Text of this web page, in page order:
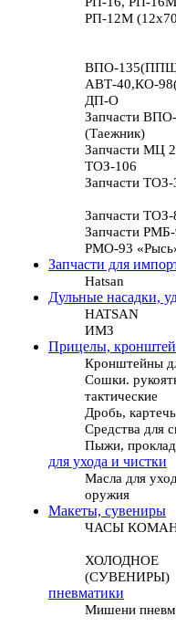
РП-12М
ВПО-
АВТ-40,КО-
ДП-О
Запчасти
(Таежник)
Запчасти МЦ
ТОЗ-106
Запчасти ТОЗ-
Запчасти ТОЗ-
Запчасти
РМО-93
Запчасти для
Hatsan
Дульные насадки,
HATSAN
ИМЗ
Прицелы,
Кронштейны
Сошки.
тактические
Дробь, картечь
Средства для
Пыжи,
для ухода и чистки
Масла для
оружия
Макеты, сувениры
ЧАСЫ
ХОЛОДНОЕ
(СУВЕНИРЫ)
пневматики
Мишени